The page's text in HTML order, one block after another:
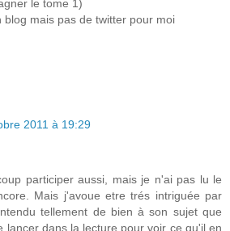
le tome 1)
blog mais pas de twitter pour moi
2011 à 19:29
participer aussi, mais je n'ai pas lu le
Mais j'avoue etre trés intriguée par
tellement de bien à son sujet que
lancer dans la lecture pour voir ce qu'il en